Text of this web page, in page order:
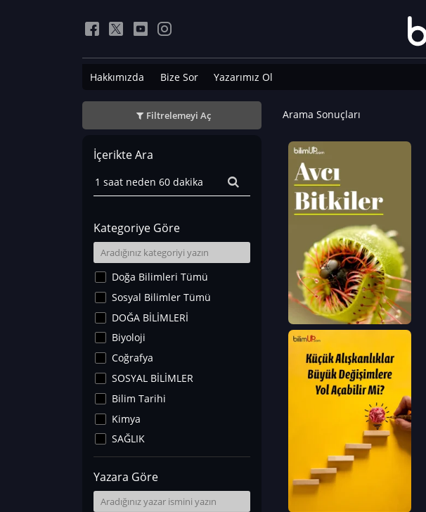
Hakkımızda Bize Sor Yazarımız Ol
Filtrelemeyi Aç
İçerikte Ara
Kategoriye Göre
Doğa Bilimleri Tümü
Sosyal Bilimler Tümü
DOĞA BİLİMLERİ
Biyoloji
Coğrafya
SOSYAL BİLİMLER
Bilim Tarihi
Kimya
SAĞLIK
Sanat Tarihi
Fizik
Yer Bilimleri
Yazara Göre
Arama Sonuçları